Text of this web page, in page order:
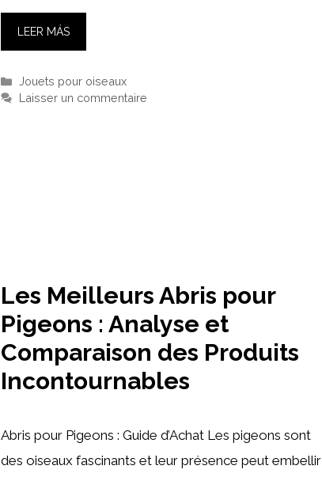
LEER MÁS
Catégories
Jouets pour oiseaux
Laisser un commentaire
Les Meilleurs Abris pour
Pigeons : Analyse et
Comparaison des Produits
Incontournables
Abris pour Pigeons : Guide d’Achat Les pigeons sont
des oiseaux fascinants et leur présence peut embellir